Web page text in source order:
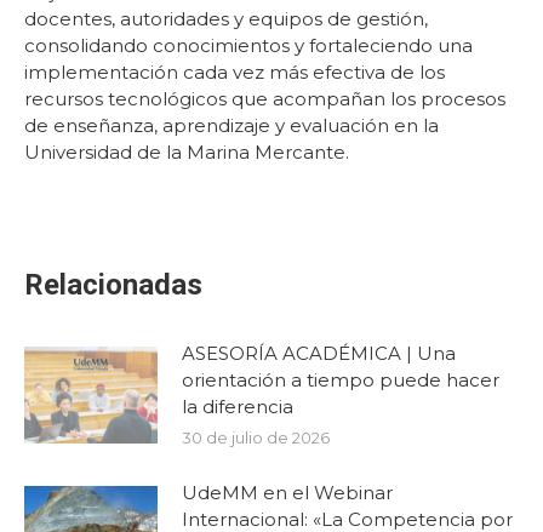
docentes, autoridades y equipos de gestión,
consolidando conocimientos y fortaleciendo una
implementación cada vez más efectiva de los
recursos tecnológicos que acompañan los procesos
de enseñanza, aprendizaje y evaluación en la
Universidad de la Marina Mercante.
Relacionadas
ASESORÍA ACADÉMICA | Una
orientación a tiempo puede hacer
la diferencia
30 de julio de 2026
UdeMM en el Webinar
Internacional: «La Competencia por